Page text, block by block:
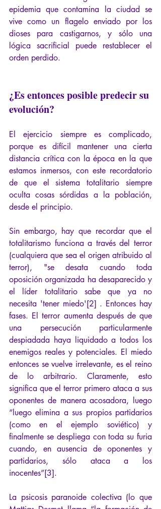
epidemia que contamina la ciudad se
vive como un flagelo enviado por los
dioses para castigarnos, y sólo una
lógica sacrificial puede restablecer el
orden perdido.
¿Es entonces posible predecir su
evolución?
El ejercicio siempre es complicado,
porque es difícil mantener una cierta
distancia crítica con la época en la que
estamos inmersos, con este recordatorio
de que el sistema totalitario siempre
oculta cosas sórdidas a la población,
desde el principio.
Sin embargo, hay que recordar que el
totalitarismo funciona a través del terror
(cualquiera que sea el origen atribuido al
terror), "se desata cuando toda
oposición organizada ha desaparecido y
el líder totalitario sabe que ya no
necesita 'tener miedo'[2] . Entonces hay
fases. El terror aumenta después de que
una persecución particularmente
despiadada haya liquidado a todos los
enemigos reales y potenciales. El miedo
entonces se vuelve irrelevante, es el reino
de lo arbitrario. Claramente, esto
significa que el terror primero ataca a sus
oponentes de manera acosadora, luego
“luego elimina a sus propios partidarios
(como en el ejemplo soviético) y
finalmente se despliega con toda su furia
cuando, en ausencia de oponentes y
partidarios, sólo ataca a los
inocentes”[3].
La psicosis paranoide colectiva (lo que